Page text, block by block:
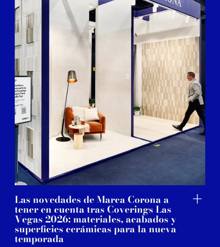
Las novedades de Marca Corona a
tener en cuenta tras Coverings Las
Vegas 2026: materiales, acabados y
superficies cerámicas para la nueva
temporada